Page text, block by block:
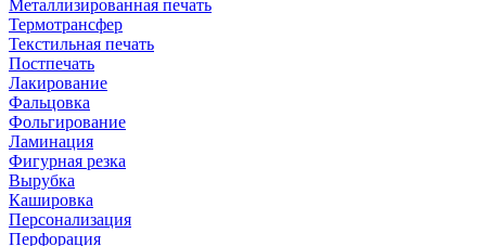
Металлизированная печать
Термотрансфер
Текстильная печать
Постпечать
Лакирование
Фальцовка
Фольгирование
Ламинация
Фигурная резка
Вырубка
Кашировка
Персонализация
Перфорация